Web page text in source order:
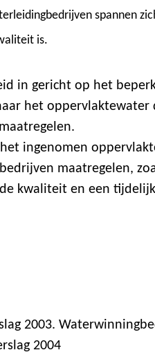
spannen
is.
in gericht op het
het oppervlaktewater
ingenomen
maatregelen,
kwaliteit en een
2003.
2004